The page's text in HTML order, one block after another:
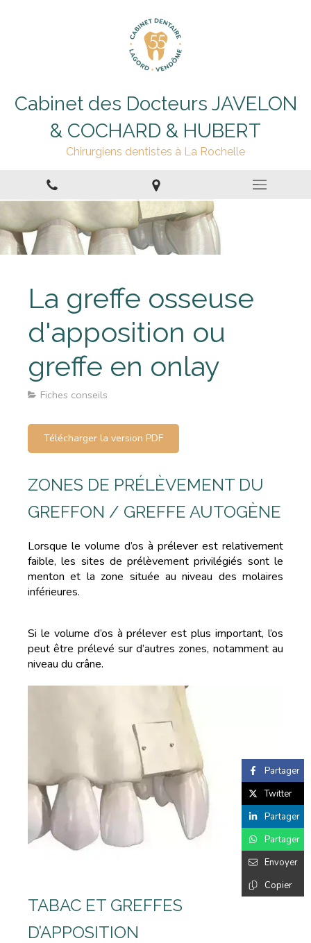
Cabinet des Docteurs JAVELON
& COCHARD & HUBERT
Chirurgiens dentistes à La Rochelle
La greffe osseuse
d'apposition ou
greffe en onlay
Fiches conseils
Télécharger la version PDF
ZONES DE PRÉLÈVEMENT DU
GREFFON / GREFFE AUTOGÈNE
Lorsque le volume d’os à prélever est relativement
faible, les sites de prélèvement privilégiés sont le
menton et la zone située au niveau des molaires
inférieures.
Si le volume d’os à prélever est plus important, l’os
peut être prélevé sur d’autres zones, notamment au
niveau du crâne.
TABAC ET GREFFES
D’APPOSITION
Partager
Twitter
Partager
Partager
Envoyer
Copier